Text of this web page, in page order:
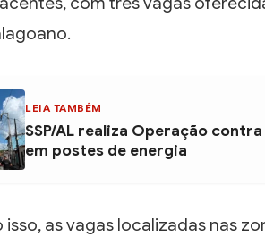
LEIA TAMBÉM
SSP/AL realiza Operação
em postes de energia
isso, as vagas localizadas nas